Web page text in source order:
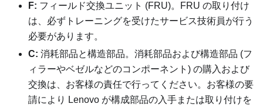
F: フィールド交換ユニット (FRU)。FRU の取り付け
は、必ずトレーニングを受けたサービス技術員が行う
必要があります。
C: 消耗部品と構造部品。消耗部品および構造部品 (フ
ィラーやベゼルなどのコンポーネント) の購入および
交換は、お客様の責任で行ってください。お客様の要
請により Lenovo が構成部品の入手または取り付けを